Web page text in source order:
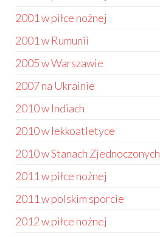
2001 w piłce nożnej
2001 w Rumunii
2005 w Warszawie
2007 na Ukrainie
2010 w Indiach
2010 w lekkoatletyce
2010 w Stanach Zjednoczonych
2011 w piłce nożnej
2011 w polskim sporcie
2012 w piłce nożnej